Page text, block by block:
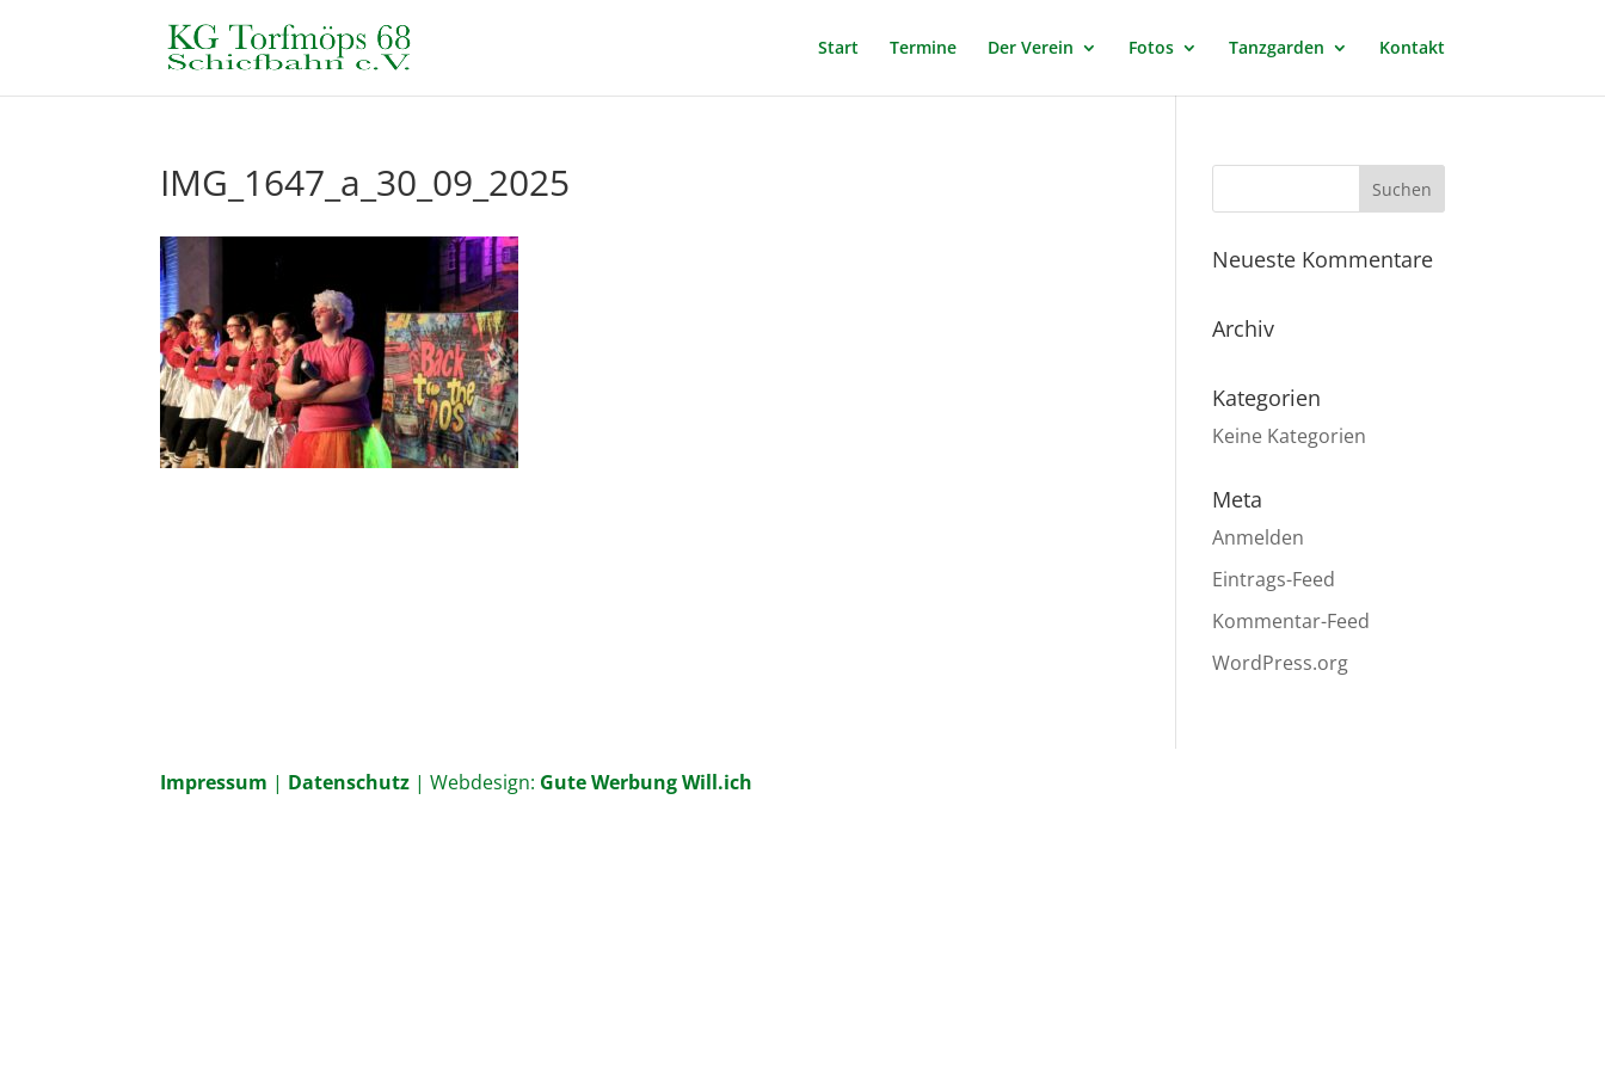
Start Termine Der Verein Fotos Tanzgarden Kontakt
IMG_1647_a_30_09_2025
Neueste Kommentare
Archiv
Kategorien
Keine Kategorien
Meta
Anmelden
Eintrags-Feed
Kommentar-Feed
WordPress.org
Impressum | Datenschutz | Webdesign: Gute Werbung Will.ich